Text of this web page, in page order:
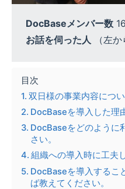
DocBaseメンバー数
お話を伺った人
（左
目次
双日様の事業内容につ
DocBaseを導入した理
DocBaseをどのように
さい。
組織への導入時に工夫
DocBaseを導入するこ
ば教えてください。